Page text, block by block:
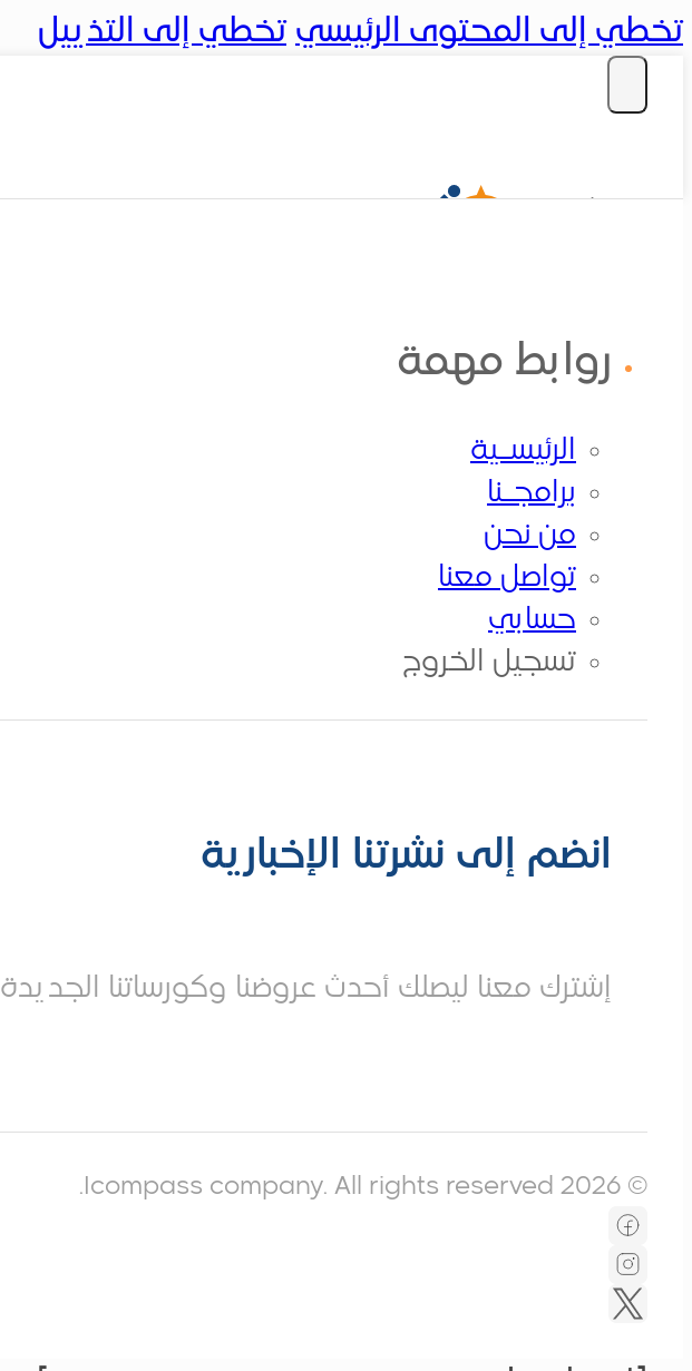
تخطي إلى المحتوى الرئيسي تخطي إلى التذييل
تسجيل دخول
الرئيســية
برامجــنا
من نحن
تواصــل معــنا
الكورسات
روابط مهمة
الرئيسـية
برامجـنا
من نحن
تواصل معنا
حسابي
تسجيل الخروج
انضم إلى نشرتنا الإخبارية
إشترك معنا ليصلك أحدث عروضنا وكورساتنا الجديدة
© 2026 Icompass company. All rights reserved.